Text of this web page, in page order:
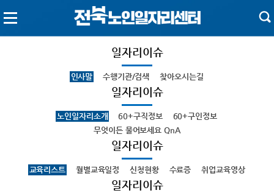
일자리이슈
인사말 수행기관/검색 찾아오시는길
일자리이슈
노인일자리소개 60+구직정보
60+구인정보
무엇이든 물어보세요 QnA
일자리이슈
교육리스트 월별교육일정 신청현황 수료증 취업교육영상
일자리이슈